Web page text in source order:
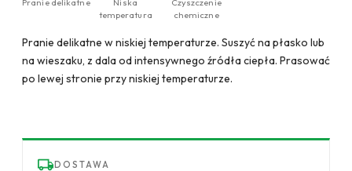
temperatura
chemiczne
Pranie delikatne w niskiej temperaturze. Suszyć na płasko lub
na wieszaku, z dala od intensywnego źródła ciepła. Prasować
po lewej stronie przy niskiej temperaturze.
DOSTAWA